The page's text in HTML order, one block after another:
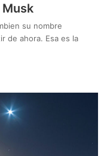
Musk
su nombre
de ahora. Esa es la